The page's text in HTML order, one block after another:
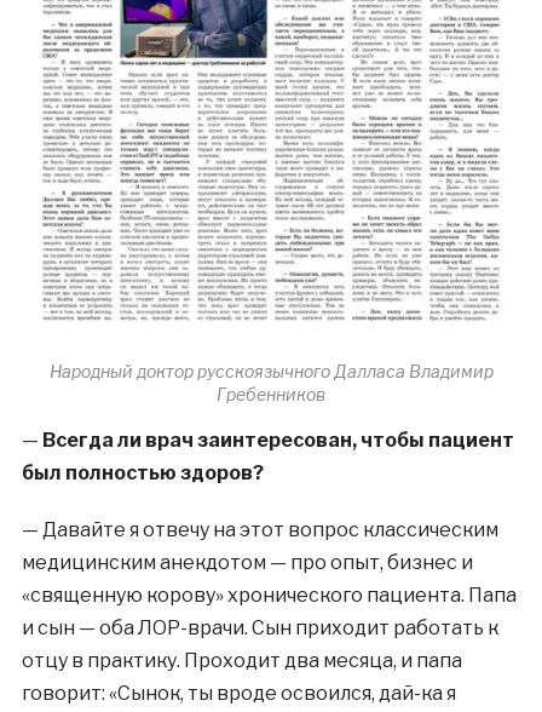
Народный доктор русскоязычного Далласа Владимир
Гребенников
— Всегда ли врач заинтересован, чтобы пациент
был полностью здоров?
— Давайте я отвечу на этот вопрос классическим
медицинским анекдотом — про опыт, бизнес и
«священную корову» хронического пациента. Папа
и сын — оба ЛОР-врачи. Сын приходит работать к
отцу в практику. Проходит два месяца, и папа
говорит: «Сынок, ты вроде освоился, дай-ка я